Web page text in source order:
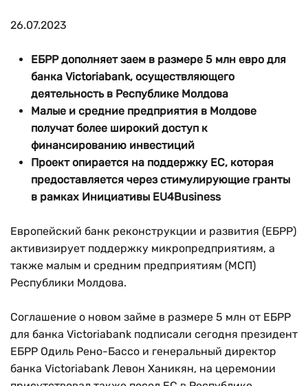
26.07.2023
ЕБРР дополняет заем в размере 5 млн евро для
банка Victoriabank, осуществляющего
деятельность в Республике Молдова
Малые и средние предприятия в Молдове
получат более широкий доступ к
финансированию инвестиций
Проект опирается на поддержку ЕС, которая
предоставляется через стимулирующие гранты
в рамках Инициативы EU4Business
Европейский банк реконструкции и развития (ЕБРР)
активизирует поддержку микропредприятиям, а
также малым и средним предприятиям (МСП)
Республики Молдова.
Соглашение о новом займе в размере 5 млн от ЕБРР
для банка Victoriabank подписали сегодня президент
ЕБРР Одиль Рено-Бассо и генеральный директор
банка Victoriabank Левон Ханикян, на церемонии